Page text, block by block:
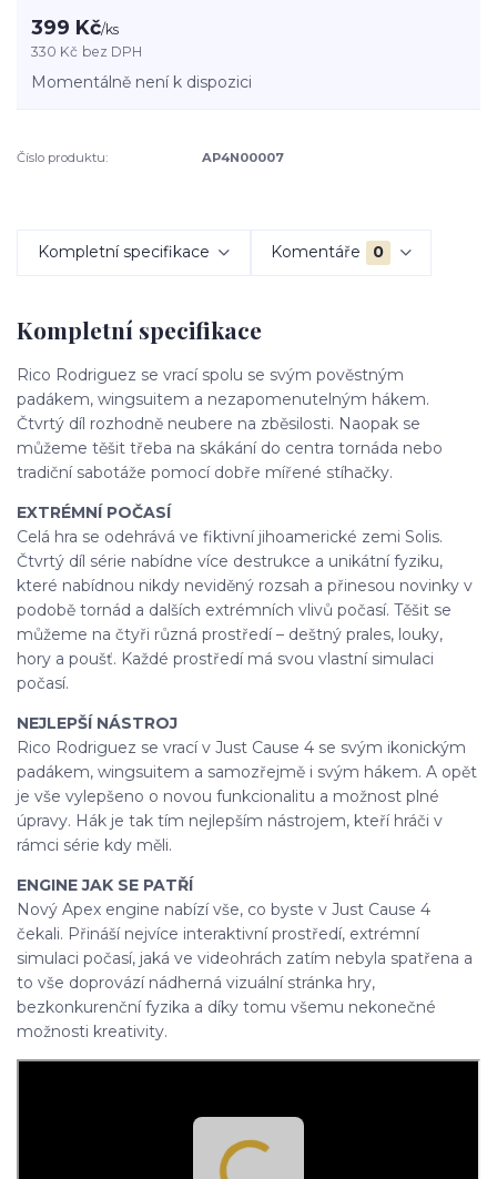
399 Kč/ks
330 Kč bez DPH
Momentálně není k dispozici
Číslo produktu: AP4N00007
Kompletní specifikace Komentáře 0
Kompletní specifikace
Rico Rodriguez se vrací spolu se svým pověstným
padákem, wingsuitem a nezapomenutelným hákem.
Čtvrtý díl rozhodně neubere na zběsilosti. Naopak se
můžeme těšit třeba na skákání do centra tornáda nebo
tradiční sabotáže pomocí dobře mířené stíhačky.
EXTRÉMNÍ POČASÍ
Celá hra se odehrává ve fiktivní jihoamerické zemi Solis.
Čtvrtý díl série nabídne více destrukce a unikátní fyziku,
které nabídnou nikdy neviděný rozsah a přinesou novinky v
podobě tornád a dalších extrémních vlivů počasí. Těšit se
můžeme na čtyři různá prostředí – deštný prales, louky,
hory a poušť. Každé prostředí má svou vlastní simulaci
počasí.
NEJLEPŠÍ NÁSTROJ
Rico Rodriguez se vrací v Just Cause 4 se svým ikonickým
padákem, wingsuitem a samozřejmě i svým hákem. A opět
je vše vylepšeno o novou funkcionalitu a možnost plné
úpravy. Hák je tak tím nejlepším nástrojem, kteří hráči v
rámci série kdy měli.
ENGINE JAK SE PATŘÍ
Nový Apex engine nabízí vše, co byste v Just Cause 4
čekali. Přináší nejvíce interaktivní prostředí, extrémní
simulaci počasí, jaká ve videohrách zatím nebyla spatřena a
to vše doprovází nádherná vizuální stránka hry,
bezkonkurenční fyzika a díky tomu všemu nekonečné
možnosti kreativity.